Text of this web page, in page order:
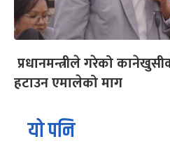
प्रधानमन्त्रीले गरेको
हटाउन एमालेको माग
यो पनि